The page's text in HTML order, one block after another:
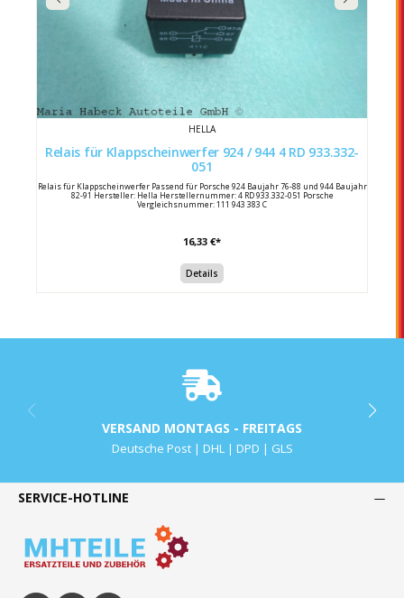
HELLA
Relais für Klappscheinwerfer 924 / 944 4 RD 933.332-
051
Relais für Klappscheinwerfer Passend für Porsche 924 Baujahr 76-88 und 944 Baujahr
82-91 Hersteller: Hella Herstellernummer: 4 RD 933.332-051 Porsche
Vergleichsnummer: 111 943 383 C
16,33 €*
Details
VERSAND MONTAGS - FREITAGS
Deutsche Post | DHL | DPD | GLS
SERVICE-HOTLINE